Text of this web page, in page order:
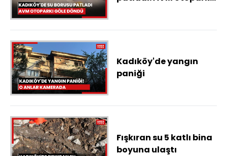
Kadıköy'de yangın
paniği
Fışkıran su 5 katlı bina
boyuna ulaştı